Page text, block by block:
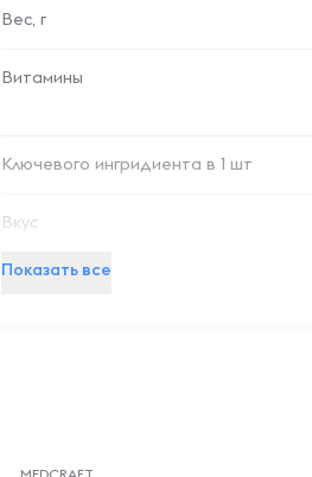
Вес, г
Витамины
Ключевого ингридиента в 1 шт
Вкус
Показать все